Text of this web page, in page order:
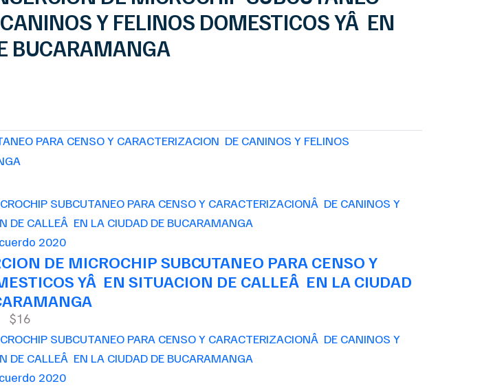
Y FELINOS DOMESTICOS YÂ EN
BUCARAMANGA
PARA CENSO Y CARACTERIZACION DE CANINOS Y FELINOS
2020
DE MICROCHIP SUBCUTANEO PARA CENSO Y
YÂ EN SITUACION DE CALLEÂ EN LA CIUDAD
$16
2020